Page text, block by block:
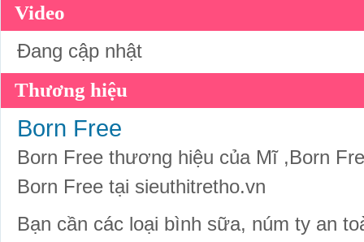
Video
Đang cập nhật
Thương hiệu
Born Free
Born Free thương hiệu của Mĩ ,Born
Born Free tại sieuthitretho.vn
Bạn cần các loại bình sữa, núm ty an